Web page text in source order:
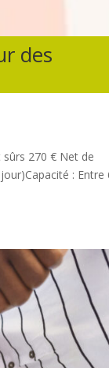
des
270 € Net de
: Entre